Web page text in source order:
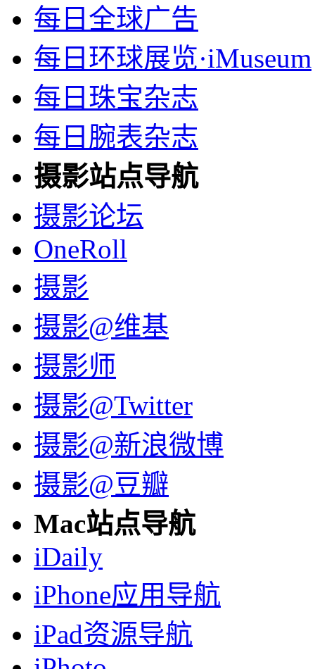
每日全球广告
每日环球展览·iMuseum
每日珠宝杂志
每日腕表杂志
摄影站点导航
摄影论坛
OneRoll
摄影
摄影@维基
摄影师
摄影@Twitter
摄影@新浪微博
摄影@豆瓣
Mac站点导航
iDaily
iPhone应用导航
iPad资源导航